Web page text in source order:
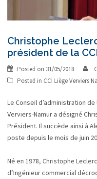
Christophe
président de la
Posted on 31/05/2018
Posted in CCI Liège Verviers
Le Conseil d’administration
Verviers-Namur a désigné
Président. Il succède ainsi à
poste depuis le mois de juin
Né en 1978, Christophe
d’Ingénieur commercial